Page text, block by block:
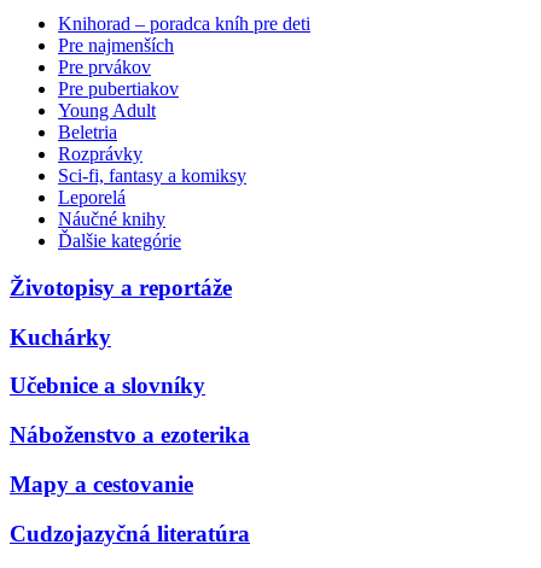
Knihorad – poradca kníh pre deti
Pre najmenších
Pre prvákov
Pre pubertiakov
Young Adult
Beletria
Rozprávky
Sci-fi, fantasy a komiksy
Leporelá
Náučné knihy
Ďalšie kategórie
Životopisy a reportáže
Kuchárky
Učebnice a slovníky
Náboženstvo a ezoterika
Mapy a cestovanie
Cudzojazyčná literatúra